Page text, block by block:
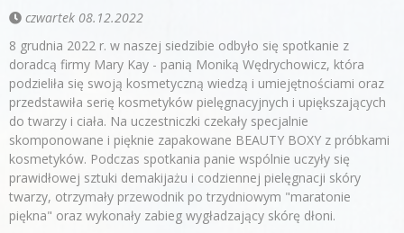
czwartek 08.12.2022
8 grudnia 2022 r. w naszej siedzibie odbyło się spotkanie z
doradcą firmy Mary Kay - panią Moniką Wędrychowicz, która
podzieliła się swoją kosmetyczną wiedzą i umiejętnościami oraz
przedstawiła serię kosmetyków pielęgnacyjnych i upiększających
do twarzy i ciała. Na uczestniczki czekały specjalnie
skomponowane i pięknie zapakowane BEAUTY BOXY z próbkami
kosmetyków. Podczas spotkania panie wspólnie uczyły się
prawidłowej sztuki demakijażu i codziennej pielęgnacji skóry
twarzy, otrzymały przewodnik po trzydniowym "maratonie
piękna" oraz wykonały zabieg wygładzający skórę dłoni.